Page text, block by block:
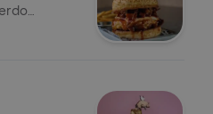
en salsa